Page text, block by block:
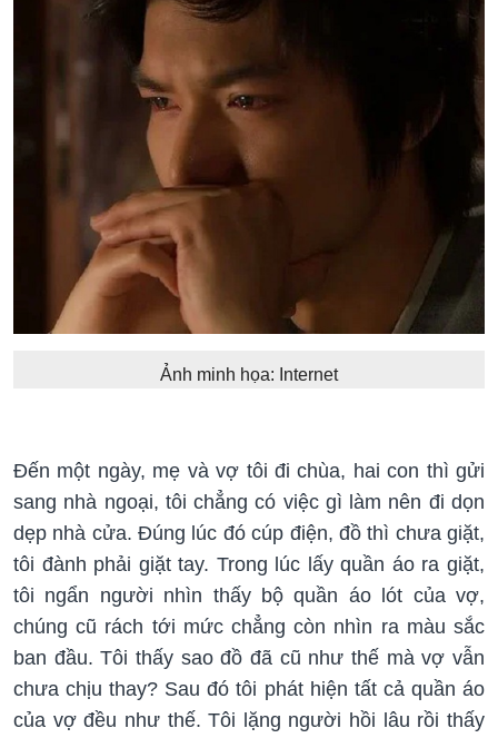
Ảnh minh họa: Internet
Đến một ngày, mẹ và vợ tôi đi chùa, hai con thì gửi
sang nhà ngoại, tôi chẳng có việc gì làm nên đi dọn
dẹp nhà cửa. Đúng lúc đó cúp điện, đồ thì chưa giặt,
tôi đành phải giặt tay. Trong lúc lấy quần áo ra giặt,
tôi ngẩn người nhìn thấy bộ quần áo lót của vợ,
chúng cũ rách tới mức chẳng còn nhìn ra màu sắc
ban đầu. Tôi thấy sao đồ đã cũ như thế mà vợ vẫn
chưa chịu thay? Sau đó tôi phát hiện tất cả quần áo
của vợ đều như thế. Tôi lặng người hồi lâu rồi thấy